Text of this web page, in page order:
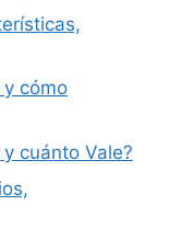
cómo
cuánto Vale?